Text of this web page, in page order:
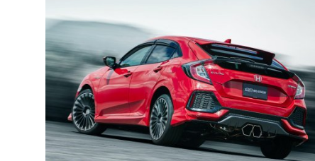
Markalar
Öneriler
Paketler